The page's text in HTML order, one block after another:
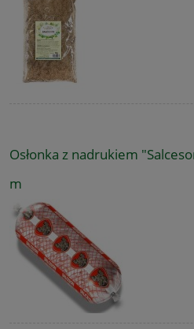
Osłonka z nadrukiem
m